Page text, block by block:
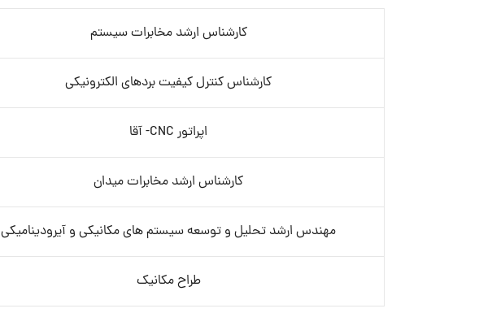
کارشناس ارشد مخابرات سیستم
کارشناس کنترل کیفیت بردهای الکترونیکی
اپراتور CNC- آقا
کارشناس ارشد مخابرات میدان
مهندس ارشد تحلیل و توسعه سیستم های مکانیکی و آیرودینامیکی
طراح مکانیک